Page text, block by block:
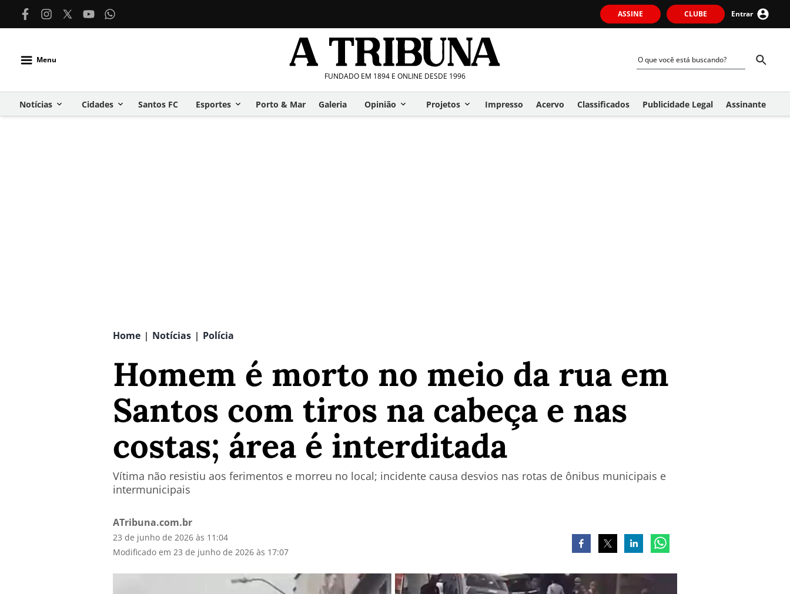
ASSINE CLUBE Entrar
Menu
FUNDADO EM 1894 E ONLINE DESDE 1996
Notícias Cidades Santos FC Esportes Porto & Mar Galeria Opinião Projetos Impresso Acervo Classificados Publicidade Legal Assinante
Home | Notícias | Polícia
Homem é morto no meio da rua em
Santos com tiros na cabeça e nas
costas; área é interditada
Vítima não resistiu aos ferimentos e morreu no local; incidente causa desvios nas rotas de ônibus municipais e
intermunicipais
ATribuna.com.br
23 de junho de 2026 às 11:04
Modificado em 23 de junho de 2026 às 17:07